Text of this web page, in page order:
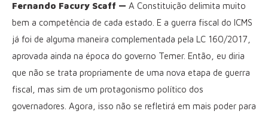
Fernando Facury Scaff — A Constituição delimita muito
bem a competência de cada estado. E a guerra fiscal do ICMS
já foi de alguma maneira complementada pela LC 160/2017,
aprovada ainda na época do governo Temer. Então, eu diria
que não se trata propriamente de uma nova etapa de guerra
fiscal, mas sim de um protagonismo político dos
governadores. Agora, isso não se refletirá em mais poder para